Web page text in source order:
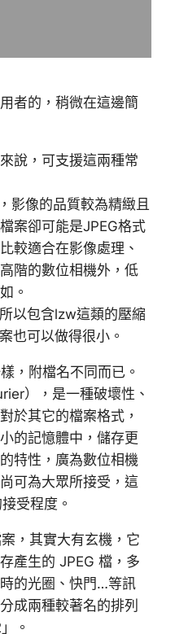
者的，稍微在這邊簡
說，可支援這兩種常
影像的品質較為精緻且
案卻可能是JPEG格式
較適合在影像處理、
階的數位相機外，低
。
以包含lzw這類的壓縮
也可以做得很小。
，附檔名不同而已。
），是一種破壞性、
於其它的檔案格式，
的記憶體中，儲存更
特性，廣為數位相機
可為大眾所接受，這
受程度。
，其實大有玄機，它
產生的 JPEG 檔，多
的光圈、快門…等訊
成兩種較著名的排列
。